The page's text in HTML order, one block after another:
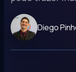
Diego